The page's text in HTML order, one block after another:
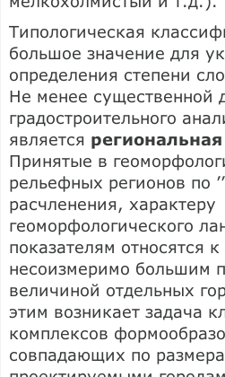
Типологическая
большое значение для
определения степени
Не менее существенной
градостроительного
является
Принятые в
рельефных регионов по
расчленения, характеру
геоморфологического
показателям относятся
несоизмеримо большим
величиной отдельных
этим возникает задача
комплексов
совпадающих по